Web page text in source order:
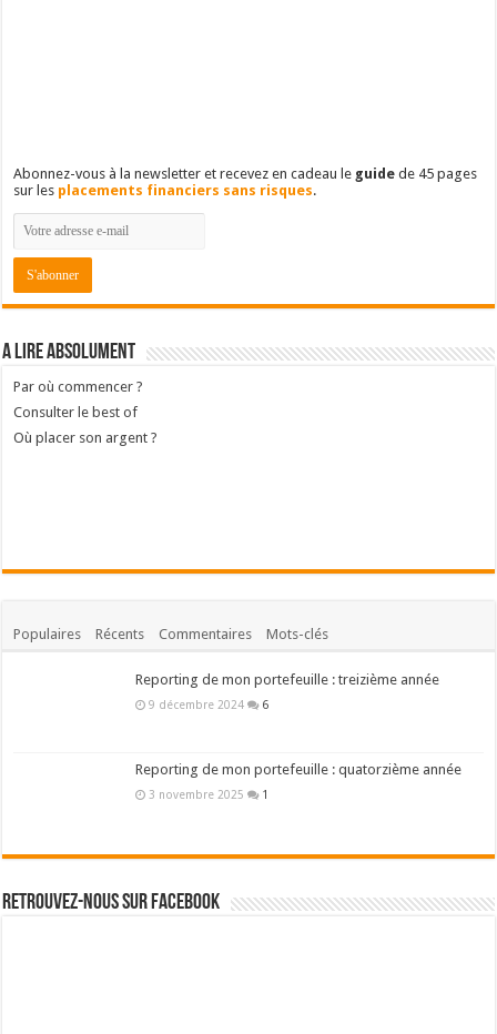
Abonnez-vous à la newsletter et recevez en cadeau le guide de 45 pages
sur les placements financiers sans risques.
A lire absolument
Par où commencer ?
Consulter le best of
Où placer son argent ?
Populaires Récents Commentaires Mots-clés
Reporting de mon portefeuille : treizième année
9 décembre 2024 6
Reporting de mon portefeuille : quatorzième année
3 novembre 2025 1
Retrouvez-nous sur Facebook